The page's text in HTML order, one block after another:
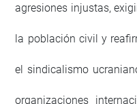
agresiones injustas,
la población civil y
el sindicalismo
organizaciones